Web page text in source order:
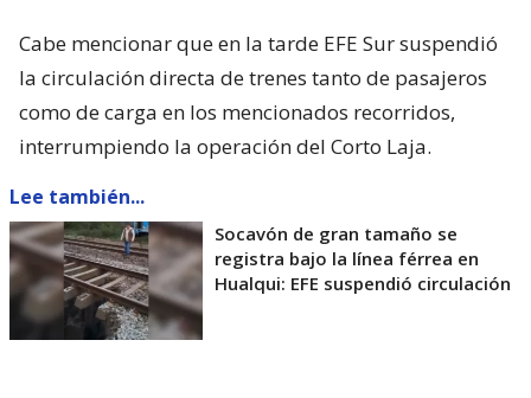
Cabe mencionar que en la tarde EFE Sur suspendió
la circulación directa de trenes tanto de pasajeros
como de carga en los mencionados recorridos,
interrumpiendo la operación del Corto Laja.
Lee también...
Socavón de gran tamaño se
registra bajo la línea férrea en
Hualqui: EFE suspendió circulación